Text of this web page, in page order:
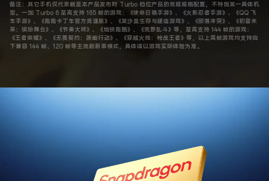
备注：其它手机仅代表截至本产品发布时 Turbo 档位产品的常规规格配置，不特指某一具体机
型。一加 Turbo 6 至高支持 165 帧的游戏：《使命召唤手游》、《火影忍者手游》、《QQ 飞
车手游》、《跑跑卡丁车官方竞速版》、《某沙盒生存与建造游戏》、《部落冲突》、《初音未
来：缤纷舞台》、《节奏大师》、《地铁跑酷》、《荒野乱斗》等，至高支持 144 帧的游戏：
《王者荣耀》、《无畏契约：源能行动》、《穿越火线：枪战王者》等，以上高帧游戏均支持向
下兼容 144 帧、120 帧等主流刷新率模式，具体请以游戏实际体验为准。